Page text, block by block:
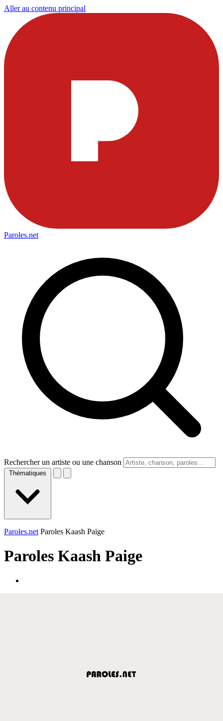
Aller au contenu principal
Paroles.net
Rechercher un artiste ou une chanson
Thématiques
Paroles.net Paroles Kaash Paige
Paroles Kaash Paige